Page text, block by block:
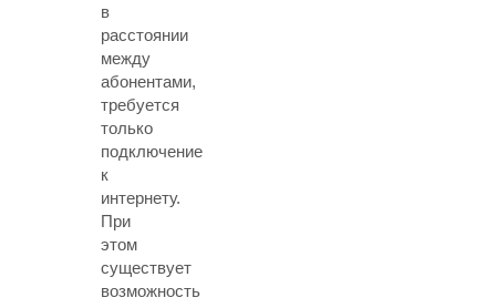
в
расстоянии
между
абонентами,
требуется
только
подключение
к
интернету.
При
этом
существует
возможность